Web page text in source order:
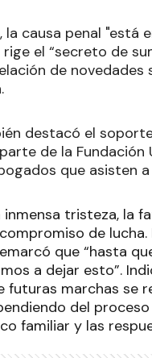
causa penal "está
el “secreto de
de novedades
destacó el
de la Fundación
que asisten
tristeza, la
de lucha.
que “hasta
a dejar esto”.
futuras marchas se
del proceso
familiar y las